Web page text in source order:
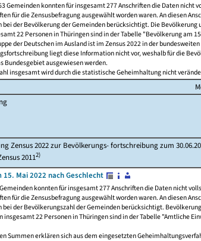
Gemeinden konnten für insgesamt 277 Anschriften die Daten nicht
für die Zensusbefragung ausgewählt worden waren. An diesen
bei der Bevölkerung der Gemeinden berücksichtigt. Die
22 Personen in Thüringen sind in der Tabelle "Bevölkerung am
der Deutschen im Ausland ist im Zensus 2022 in der
liegt diese Information nicht vor, weshalb für die
Bundesgebiet ausgewiesen werden.
insgesamt wird durch die statistische Geheimhaltung nicht
Zensus 2022 zur Bevölkerungs- fortschreibung zum
20112)
15. Mai 2022 nach Geschlecht
konnten für insgesamt 277 Anschriften die Daten nicht
für die Zensusbefragung ausgewählt worden waren. An diesen
bei der Bevölkerungszahl der Gemeinden berücksichtigt.
insgesamt 22 Personen in Thüringen sind in der Tabelle "Amtliche
Summen erklären sich aus dem eingesetzten